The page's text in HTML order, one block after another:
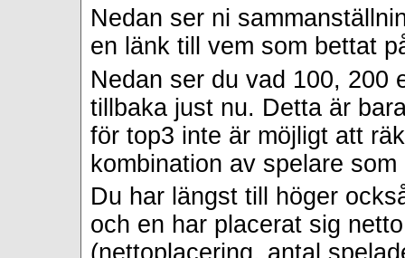
Nedan ser ni
en länk till vem som bettat
Nedan ser du vad 100, 200
tillbaka just nu. Detta är
för top3 inte är möjligt att
kombination av spelare
Du har längst till höger
och en har placerat sig
(nettoplacering, antal